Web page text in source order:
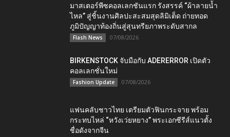
มาสเตอร์พีซคอลเลกชันแรก รังสรรค์ “ผ้าลายน้ำ
ไหล” สู่ชิ้นงานศิลปะสะสมสุดลิมิเต็ด ถ่ายทอด
ภูมิปัญญาท้องถิ่นสู่สุนทรียภาพระดับสากล
Flash News 07/08/2026
BIRKENSTOCK จับมือกับ ADERERROR เปิดตัว
คอลเลกชั่นใหม่
Fashion Update 07/08/2026
แฟนคลับชาวไทย เตรียมตัวฟินกระจาย พร้อม
กระทบไหล่ “หวังเว่ยหยาง” พระเอกซีรีส์แนวตั้ง
ชื่อดังจากจีน